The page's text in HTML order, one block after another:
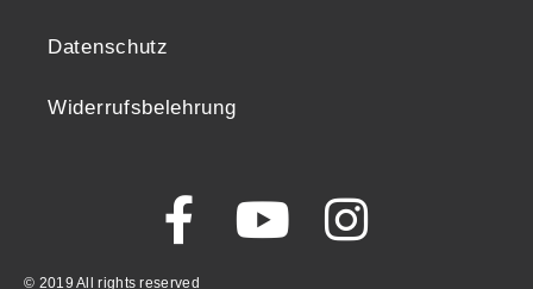
Datenschutz
Widerrufsbelehrung
© 2019 All rights reserved